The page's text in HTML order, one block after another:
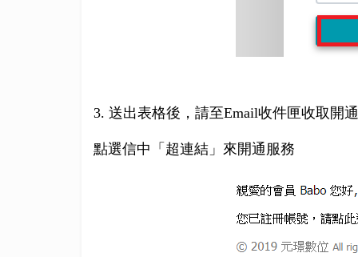
3. 送出表格後，請至Email收件匣收取開
點選信中「超連結」來開通服務